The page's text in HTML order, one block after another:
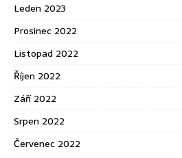
Leden 2023
Prosinec 2022
Listopad 2022
Říjen 2022
Září 2022
Srpen 2022
Červenec 2022